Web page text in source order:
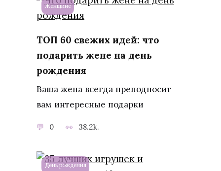
Женщине
ТОП 60 свежих идей: что
подарить жене на день
рождения
Ваша жена всегда преподносит
вам интересные подарки
0 38.2k.
День рождения